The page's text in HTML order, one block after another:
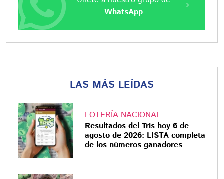
WhatsApp
LAS MÁS LEÍDAS
LOTERÍA NACIONAL
Resultados del Tris hoy 6 de
agosto de 2026: LISTA completa
de los números ganadores